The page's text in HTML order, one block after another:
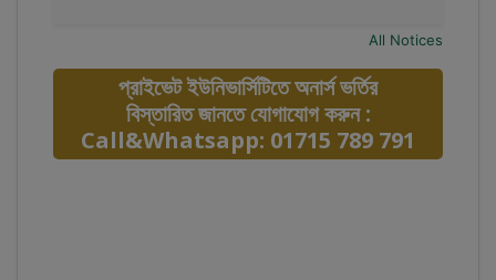
All Notices
প্রাইভেট ইউনিভার্সিটিতে অনার্স ভর্তির
বিস্তারিত জানতে যোগাযোগ করুন :
Call&Whatsapp: 01715 789 791